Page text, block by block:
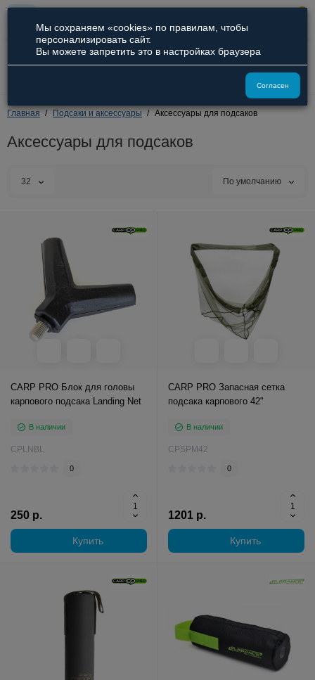
8 (800) 551-09-94
8 (929) 836-66-51
Главная Подсаки и аксессуары Аксессуары для подсаков
Аксессуары для подсаков
32 По умолчанию
CARP PRO Блок для головы
карпового подсака Landing Net
В наличии
CPLNBL
0
250 р.
Купить
CARP PRO Запасная сетка
подсака карпового 42"
В наличии
CPSPM42
0
1201 р.
Купить
Мы сохраняем «cookies» по правилам, чтобы
персонализировать сайт.
Вы можете запретить это в настройках браузера
Согласен